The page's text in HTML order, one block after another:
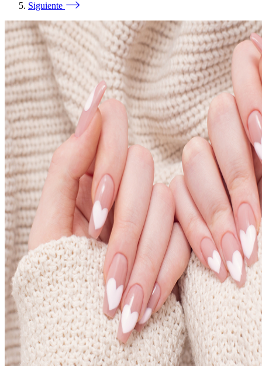
Siguiente